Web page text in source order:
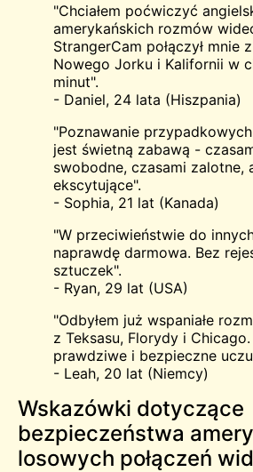
"Chciałem poćwiczyć
amerykańskich rozmów
StrangerCam połączył mnie
Nowego Jorku i Kalifornii w
minut".
- Daniel, 24 lata (Hiszpania)
"Poznawanie
jest świetną zabawą -
swobodne, czasami zalotne,
ekscytujące".
- Sophia, 21 lat (Kanada)
"W przeciwieństwie do
naprawdę darmowa. Bez
sztuczek".
- Ryan, 29 lat (USA)
"Odbyłem już wspaniałe
z Teksasu, Florydy i Chicago.
prawdziwe i bezpieczne
- Leah, 20 lat (Niemcy)
Wskazówki dotyczące
bezpieczeństwa
losowych połączeń